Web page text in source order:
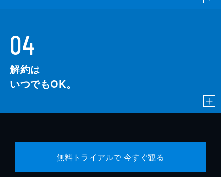
04
解約は
いつでもOK。
無料トライアルで 今すぐ観る